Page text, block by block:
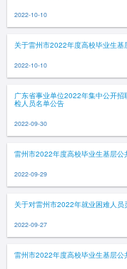
2022-10-10
关于雷州市2022年度高校毕业生
2022-10-10
广东省事业单位2022年集中公开
检人员名单公告
2022-09-30
雷州市2022年度高校毕业生基层
2022-09-29
关于对雷州市2022年就业困难人员
2022-09-27
雷州市2022年度高校毕业生基层